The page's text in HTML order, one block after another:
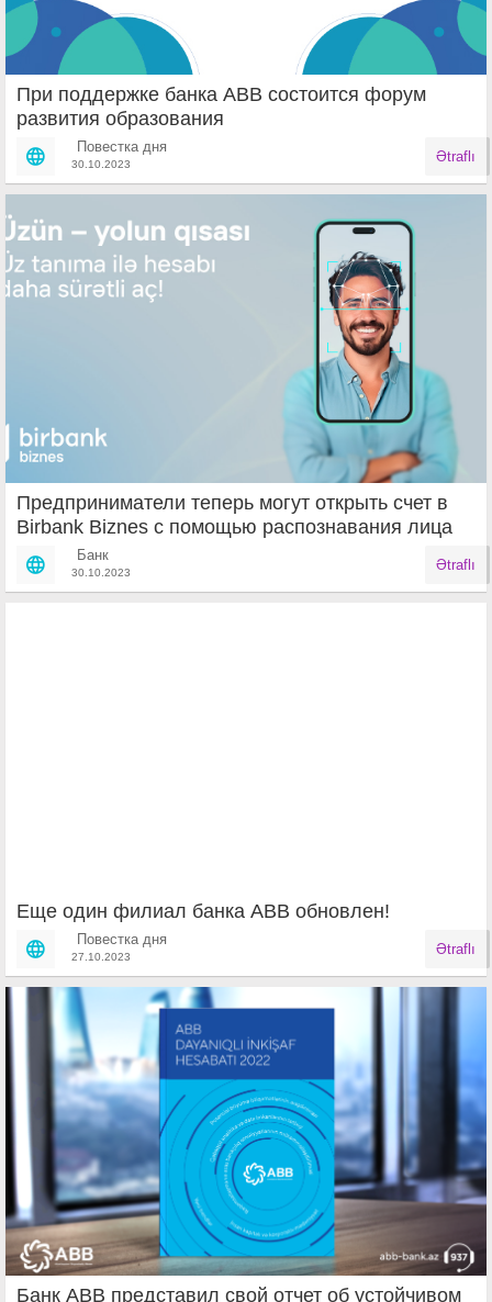
При поддержке банка АВВ состоится форум
развития образования
Повестка дня
30.10.2023 Ətraflı
Предприниматели теперь могут открыть счет в
Birbank Biznes с помощью распознавания лица
Банк
30.10.2023 Ətraflı
Еще один филиал банка АВВ обнoвлен!
Повестка дня
27.10.2023 Ətraflı
Банк АВВ представил свой отчет об устойчивом